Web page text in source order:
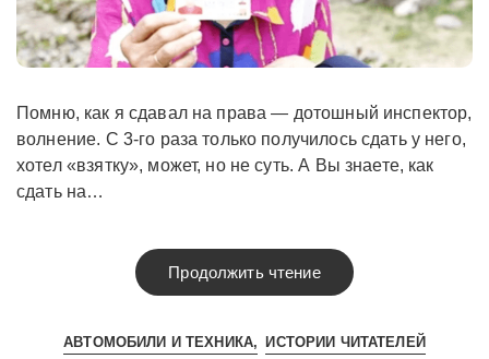
Помню, как я сдавал на права — дотошный инспектор,
волнение. С 3-го раза только получилось сдать у него,
хотел «взятку», может, но не суть. А Вы знаете, как
сдать на…
Продолжить чтение
АВТОМОБИЛИ И ТЕХНИКА ИСТОРИИ ЧИТАТЕЛЕЙ